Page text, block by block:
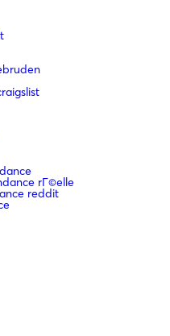
rГ©elle
reddit